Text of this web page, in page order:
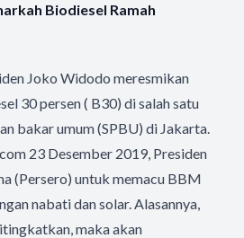
Biodiesel Ramah
Joko Widodo meresmikan
30 persen ( B30) di salah satu
bakar umum (SPBU) di Jakarta.
23 Desember 2019, Presiden
(Persero) untuk memacu BBM
nabati dan solar. Alasannya,
maka akan